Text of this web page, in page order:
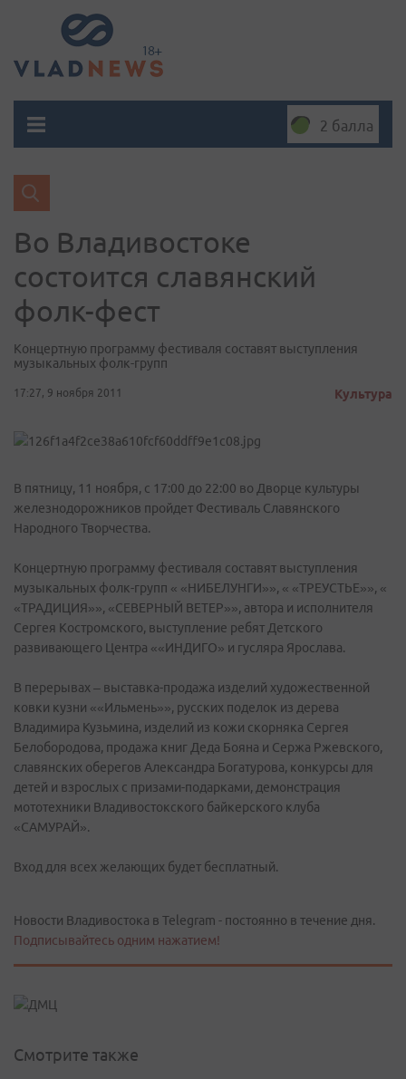
2 балла
Во Владивостоке
состоится славянский
фолк-фест
Концертную программу фестиваля составят выступления
музыкальных фолк-групп
17:27, 9 ноября 2011 Культура
В пятницу, 11 ноября, с 17:00 до 22:00 во Дворце культуры
железнодорожников пройдет Фестиваль Славянского
Народного Творчества.
Концертную программу фестиваля составят выступления
музыкальных фолк-групп « «НИБЕЛУНГИ»», « «ТРЕУСТЬЕ»», «
«ТРАДИЦИЯ»», «СЕВЕРНЫЙ ВЕТЕР»», автора и исполнителя
Сергея Костромского, выступление ребят Детского
развивающего Центра ««ИНДИГО» и гусляра Ярослава.
В перерывах – выставка-продажа изделий художественной
ковки кузни ««Ильмень»», русских поделок из дерева
Владимира Кузьмина, изделий из кожи скорняка Сергея
Белобородова, продажа книг Деда Бояна и Сержа Ржевского,
славянских оберегов Александра Богатурова, конкурсы для
детей и взрослых с призами-подарками, демонстрация
мототехники Владивостокского байкерского клуба
«САМУРАЙ».
Вход для всех желающих будет бесплатный.
Новости Владивостока в Telegram - постоянно в течение дня.
Подписывайтесь одним нажатием!
Смотрите также